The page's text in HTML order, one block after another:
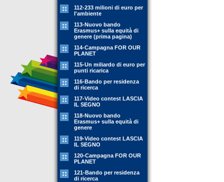
112-233 milioni di euro per
l'ambiente
113-Nuovo bando
Erasmus+ sulla equità di
genere (prima pagina)
114-Campagna FOR OUR
PLANET
115-Un miliardo di euro per
punti ricarica
116-Bando per residenza
di ricerca
117-Video contest LASCIA
IL SEGNO
118-Nuovo bando
Erasmus+ sulla equità di
genere
119-Video contest LASCIA
IL SEGNO
120-Campagna FOR OUR
PLANET
121-Bando per residenza
di ricerca